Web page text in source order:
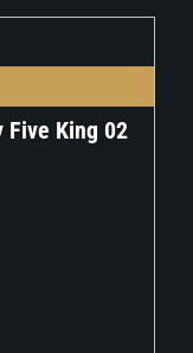
Five King 02